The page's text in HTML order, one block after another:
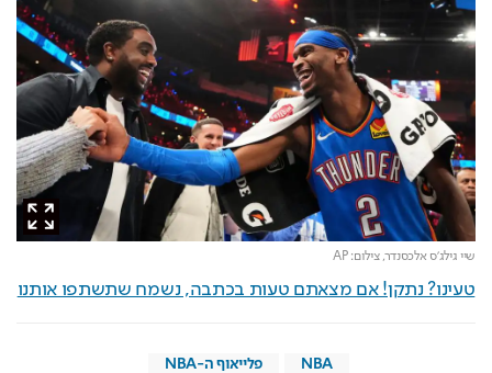
שיי גילג'ס אלכסנדר,צילום: AP
טעינו? נתקן! אם מצאתם טעות בכתבה, נשמח שתשתפו אותנו
NBA פלייאוף ה-NBA